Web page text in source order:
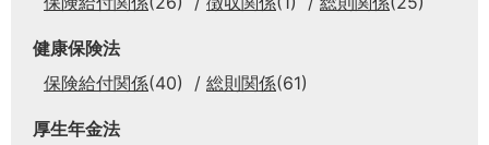
健康保険法
保険給付関係(40) 総則関係(61)
厚生年金法